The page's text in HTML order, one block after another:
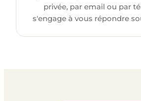
privée, par email ou par
s'engage à vous répondre